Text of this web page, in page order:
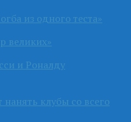
из одного теста»
великих»
и Роналду
клубы со всего